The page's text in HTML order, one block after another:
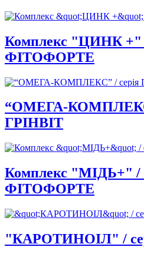
Комплекс "ЦИНК +" /
ФІТОФОРТЕ
“ОМЕГА-
ГРІНВІТ
Комплекс "МІДЬ+" /
ФІТОФОРТЕ
"КАРОТИНОІЛ" /